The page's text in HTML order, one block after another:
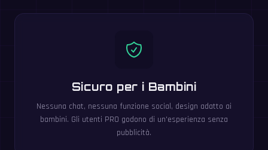
Sicuro per i Bambini
Nessuna chat, nessuna funzione social, design adatto ai
bambini. Gli utenti PRO godono di un'esperienza senza
pubblicità.